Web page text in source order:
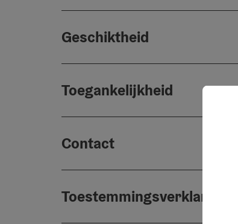
Geschiktheid
Toegankelijkheid
Contact
Toestemmingsverklaring